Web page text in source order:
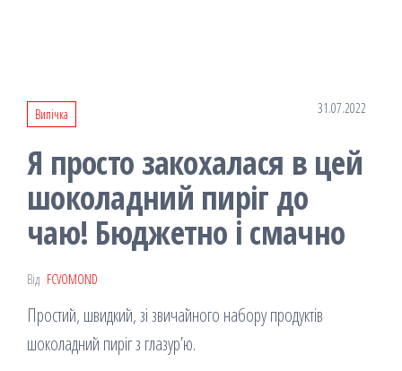
Випічка 31.07.2022
Я просто закохалася в цей
шоколадний пиріг до
чаю! Бюджетно і смачно
Від FCVOMOND
Простий, швидкий, зі звичайного набору продуктів
шоколадний пиріг з глазур’ю.